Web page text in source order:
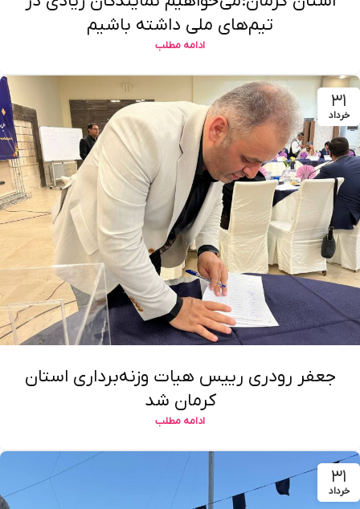
تیم‌های ملی داشته باشیم
ادامه مطلب
۳۱
خرداد
جعفر رودری رییس هیات وزنه‌برداری استان
کرمان شد
ادامه مطلب
۳۱
خرداد